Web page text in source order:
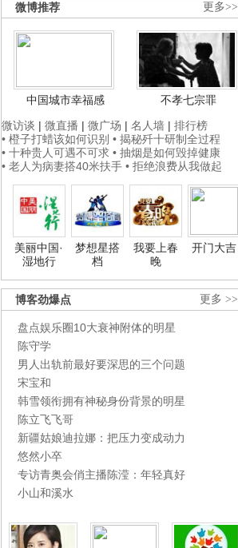
更多>>
微博推荐
中国城市幸福感
不孝七宗罪
微访谈 | 微直播 | 微广场 | 名人墙 | 排行榜
• 橙子打蜡该如何识别 • 揭秘歼十研制全过程
• 十种贵人可遇不可求 • 抽烟是如何毁掉健康
• 老人为病妻搭40米扶手 • 拒绝浪费从我做起
美丽中国·
湿地行
梦想星搭
档
我要上春
晚
开门大吉
更多 >>
博客劲爆点
盘点娱乐圈10大衰神附体的明星
陈守学
男人出轨前最好要深思的三个问题
宋宝和
韩雪领衔拥有神秘身份背景的明星
陈立飞飞哥
新疆姑娘迪拉娜：把压力变成动力
悠然小卒
专访青奥会俏主播陈滢：年轻真好
小山和溪水